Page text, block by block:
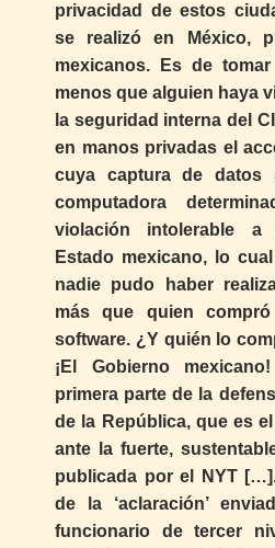
privacidad de estos
se realizó en México,
mexicanos. Es de
menos que alguien haya
la seguridad interna del
en manos privadas el
cuya captura de datos
computadora
violación intolerable
Estado mexicano, lo
nadie pudo haber
más que quien
software. ¿Y quién lo
¡El Gobierno
primera parte de la
de la República, que es el
ante la fuerte,
publicada por el NYT
de la ‘aclaración’
funcionario de tercer